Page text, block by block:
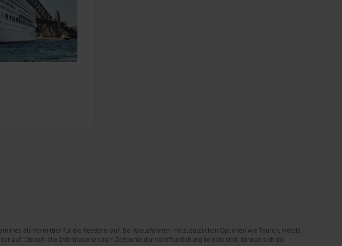
als Vermittler für die Reederei auf. Bei Kreuzfahrten mit zusätzlichen Optionen wie Touren, Hotels,
auf. Obwohl alle Informationen zum Zeitpunkt der Veröffentlichung korrekt sind, können sich die